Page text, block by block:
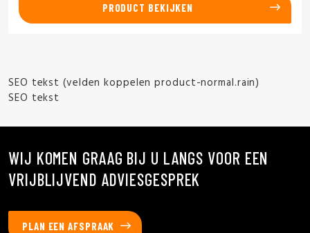
PRODUCT BEKIJKEN
SEO tekst (velden koppelen product-normal.rain)
SEO tekst
WIJ KOMEN GRAAG BIJ U LANGS VOOR EEN
VRIJBLIJVEND ADVIESGESPREK
PLAN EEN AFSPRAAK